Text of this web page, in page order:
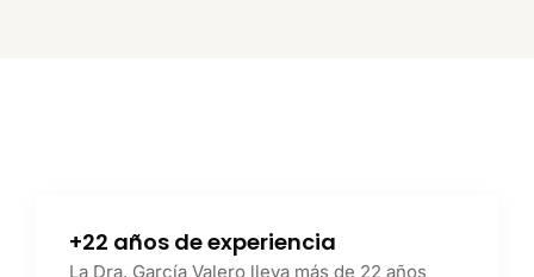
+22 años de experiencia
La Dra. García Valero lleva más de 22 años